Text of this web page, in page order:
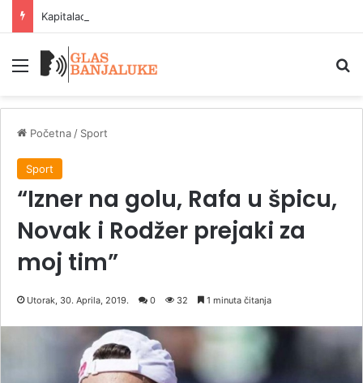
Meni
Početna / Sport
Sport
“Izner na golu, Rafa u špicu,
Novak i Rodžer prejaki za
moj tim”
Utorak, 30. Aprila, 2019. 0 32 1 minuta čitanja